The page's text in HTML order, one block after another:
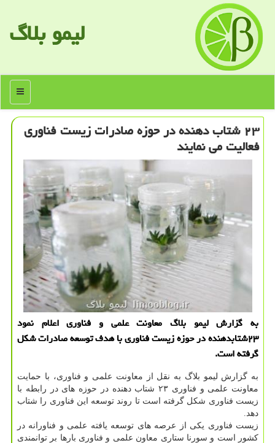
لیمو بلاگ
منو
۲۳ شتاب دهنده در حوزه صادرات زیست فناوری
فعالیت می نمایند
به گزارش لیمو بلاگ معاونت علمی و فناوری اعلام نمود
۲۳شتابدهنده در حوزه زیست فناوری با هدف توسعه صادرات شکل
گرفته است.
به گزارش لیمو بلاگ به نقل از معاونت علمی و فناوری، با حمایت
معاونت علمی و فناوری ۲۳ شتاب دهنده در حوزه های در رابطه با
زیست فناوری شکل گرفته است تا روند توسعه این فناوری را شتاب
دهد.
زیست فناوری یکی از عرصه های توسعه یافته علمی و فناورانه در
کشور است و سورنا ستاری معاون علمی و فناوری بارها بر توانمندی